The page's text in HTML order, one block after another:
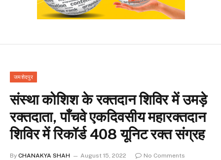
जमशेदपुर
संस्था कोशिश के रक्तदान शिविर में उमड़े
रक्तदाता, पाँचवे एकदिवसीय महारक्तदान
शिविर में रिकॉर्ड 408 यूनिट रक्त संग्रह
By CHANAKYA SHAH August 15, 2022
No Comments